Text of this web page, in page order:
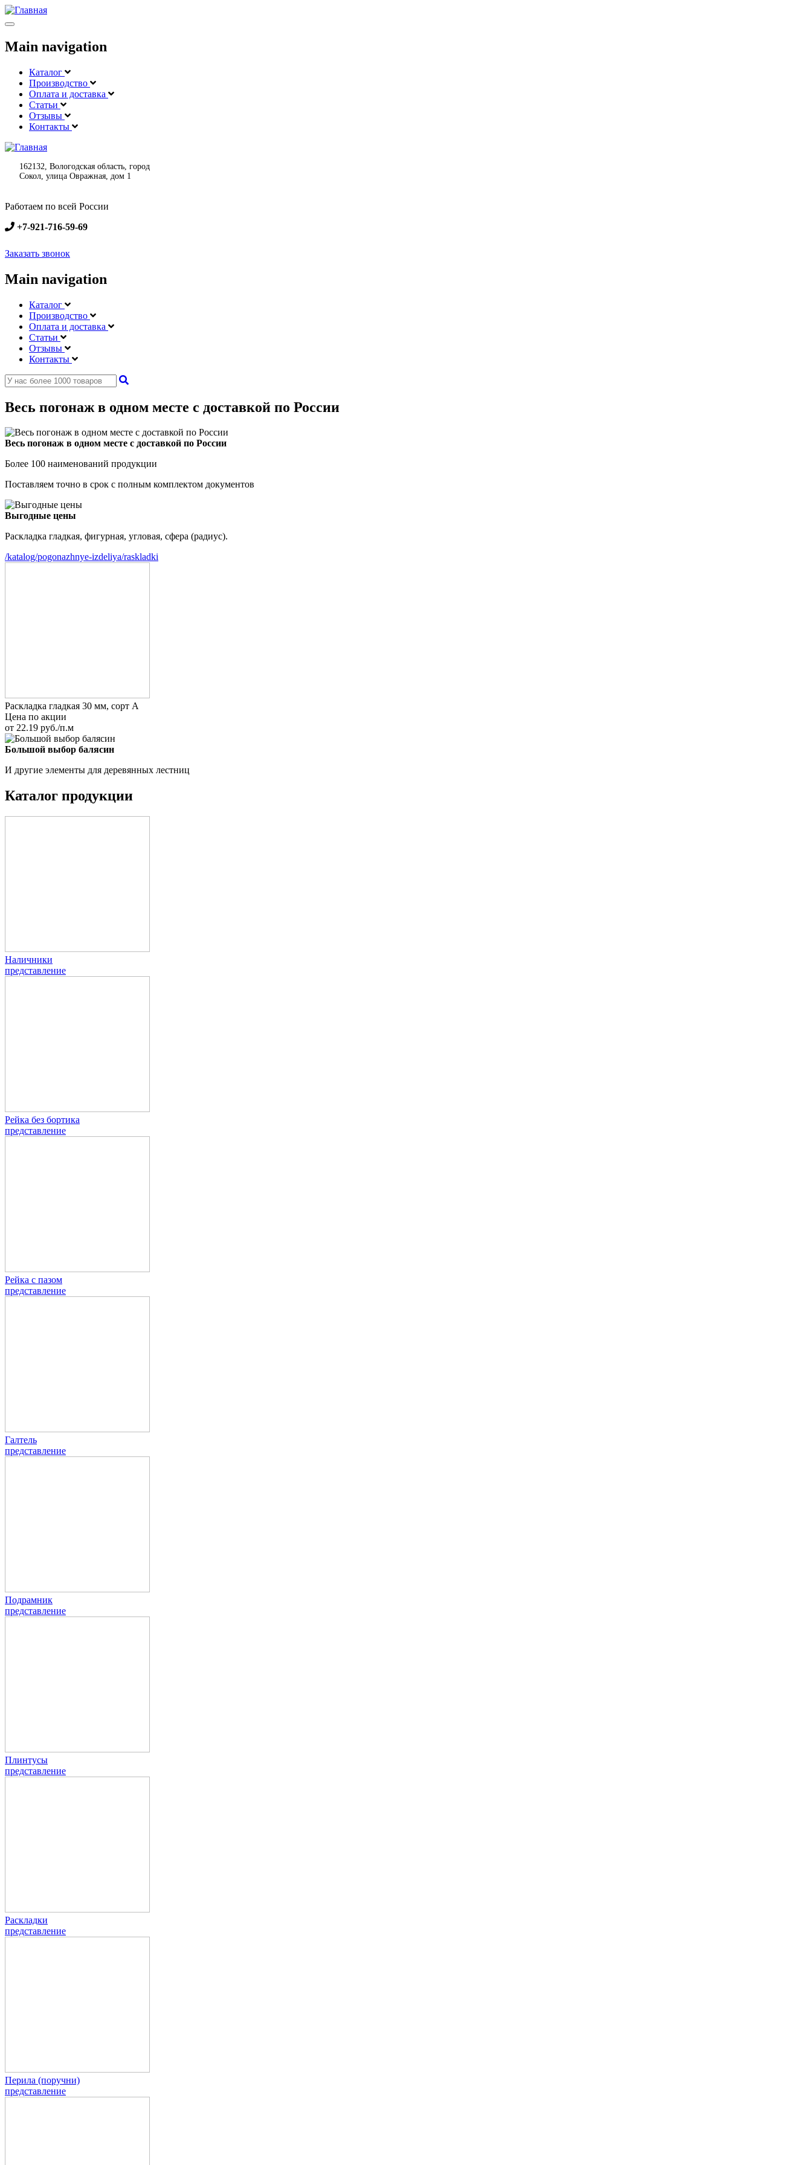
Меню
Main navigation
Каталог
Производство
Оплата и доставка
Статьи
Отзывы
Контакты
162132, Вологодская область, город
Сокол, улица Овражная, дом 1
Работаем по всей России
+7-921-716-59-69
Заказать звонок
Main navigation
Каталог
Производство
Оплата и доставка
Статьи
Отзывы
Контакты
Весь погонаж в одном месте с доставкой по России
Весь погонаж в одном месте с доставкой по России
Более 100 наименований продукции
Поставляем точно в срок с полным комплектом документов
Выгодные цены
Раскладка гладкая, фигурная, угловая, сфера (радиус).
/katalog/pogonazhnye-izdeliya/raskladki
Раскладка гладкая 30 мм, сорт A
Цена по акции
от 22.19 руб./п.м
Большой выбор балясин
И другие элементы для деревянных лестниц
Каталог продукции
Наличники
представление
Рейка без бортика
представление
Рейка с пазом
представление
Галтель
представление
Подрамник
представление
Плинтусы
представление
Раскладки
представление
Перила (поручни)
представление